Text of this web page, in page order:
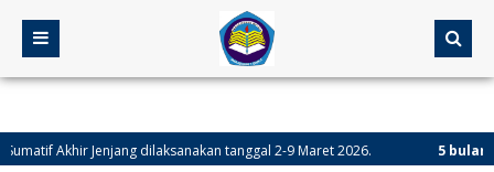
Akhir Jenjang dilaksanakan tanggal 2-9 Maret 2026. 5 bulan yang